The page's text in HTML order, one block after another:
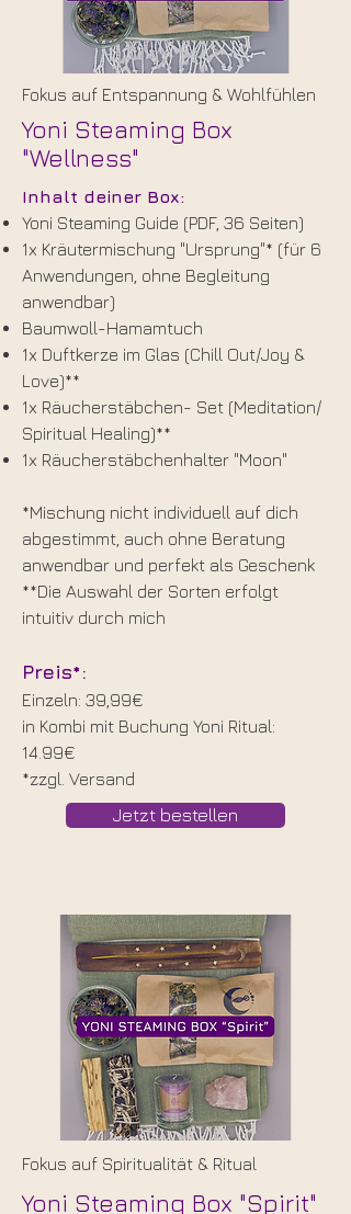
Fokus auf Entspannung & Wohlfühlen
Yoni Steaming Box
"Wellness"
Inhalt deiner Box:
Yoni Steaming Guide (PDF, 36 Seiten)
1x Kräutermischung "Ursprung"* (für 6
Anwendungen, ohne Begleitung
anwendbar)
Baumwoll-Hamamtuch
1x Duftkerze im Glas (Chill Out/Joy &
Love)**
1x Räucherstäbchen- Set (Meditation/
Spiritual Healing)**
1x Räucherstäbchenhalter "Moon"
*Mischung nicht individuell auf dich
abgestimmt, auch ohne Beratung
anwendbar und perfekt als Geschenk
**Die Auswahl der Sorten erfolgt
intuitiv durch mich
Preis*:
Einzeln: 39,99€
in Kombi mit Buchung Yoni Ritual:
14.99€
*zzgl. Versand
Jetzt bestellen
Fokus auf Spiritualität & Ritual
Yoni Steaming Box "Spirit"